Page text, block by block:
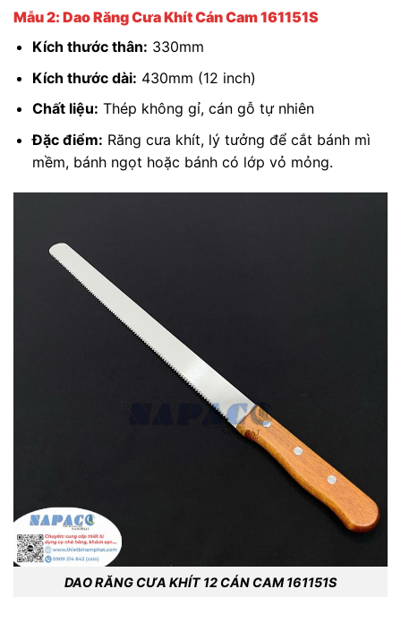
Mẫu 2: Dao Răng Cưa Khít Cán Cam 161151S
Kích thước thân: 330mm
Kích thước dài: 430mm (12 inch)
Chất liệu: Thép không gỉ, cán gỗ tự nhiên
Đặc điểm: Răng cưa khít, lý tưởng để cắt bánh mì
mềm, bánh ngọt hoặc bánh có lớp vỏ mỏng.
DAO RĂNG CƯA KHÍT 12 CÁN CAM 161151S